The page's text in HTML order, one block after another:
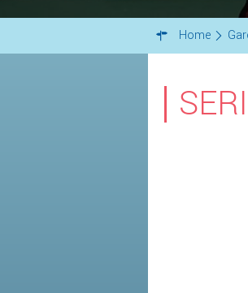
Home